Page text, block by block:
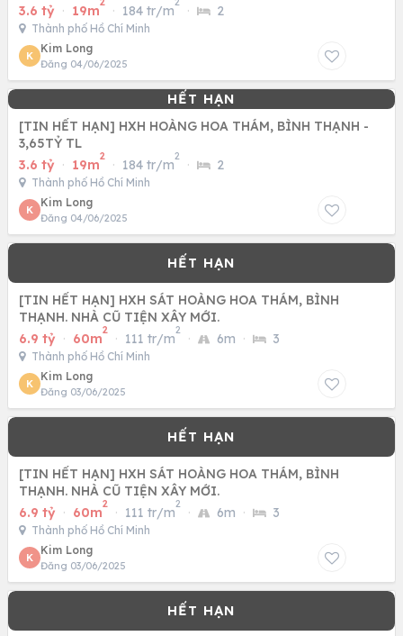
3.6 tỷ · 19m · 184 tr/m · 2
Thành phố Hồ Chí Minh
K
Kim Long
Đăng 04/06/2025
[TIN HẾT HẠN] HXH HOÀNG HOA THÁM, BÌNH THẠNH -
3,65TỶ TL
3.6 tỷ · 19m
2
· 184 tr/m
2
· 2
Thành phố Hồ Chí Minh
K
Kim Long
Đăng 04/06/2025
[TIN HẾT HẠN] HXH SÁT HOÀNG HOA THÁM, BÌNH
THẠNH. NHÀ CŨ TIỆN XÂY MỚI.
6.9 tỷ · 60m
2
· 111 tr/m
2
· 6m · 3
Thành phố Hồ Chí Minh
K
Kim Long
Đăng 03/06/2025
[TIN HẾT HẠN] HXH SÁT HOÀNG HOA THÁM, BÌNH
THẠNH. NHÀ CŨ TIỆN XÂY MỚI.
6.9 tỷ · 60m
2
· 111 tr/m
2
· 6m · 3
Thành phố Hồ Chí Minh
K
Kim Long
Đăng 03/06/2025